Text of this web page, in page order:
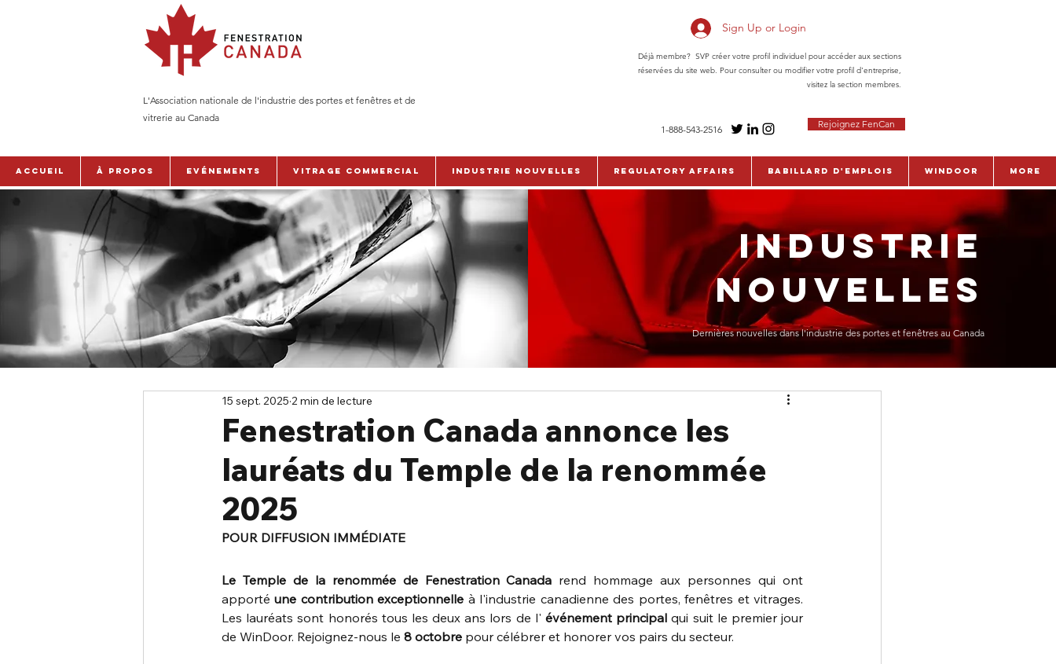
L'Association nationale de l'industrie des portes et fenêtres et de
vitrerie au Canada
Sign Up or Login
Déjà membre? SVP créer votre profil individuel pour accéder aux sections
réservées du site web. Pour consulter ou modifier votre profil d'entreprise,
visitez la section membres.
1-888-543-2516 Rejoignez FenCan
Accueil À PROPOS Evénements Vitrage commercial Industrie Nouvelles Regulatory Affairs Babillard d'emplois WinDoor More
INDUSTRIE
NOUVELLES
Dernières nouvelles dans l'industrie des portes et fenêtres au Canada
Fenestration Canada annonce les
lauréats du Temple de la renommée
2025
15 sept. 2025 2 min de lecture
POUR DIFFUSION IMMÉDIATE
Le Temple de la renommée de Fenestration Canada rend hommage aux personnes qui ont
apporté une contribution exceptionnelle à l'industrie canadienne des portes, fenêtres et vitrages.
Les lauréats sont honorés tous les deux ans lors de l' événement principal qui suit le premier jour
de WinDoor. Rejoignez-nous le 8 octobre pour célébrer et honorer vos pairs du secteur.